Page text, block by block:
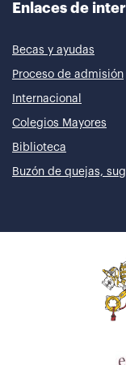
Enlaces de
Becas y ayudas
Proceso de admisión
Internacional
Colegios Mayores
Biblioteca
Buzón de quejas,